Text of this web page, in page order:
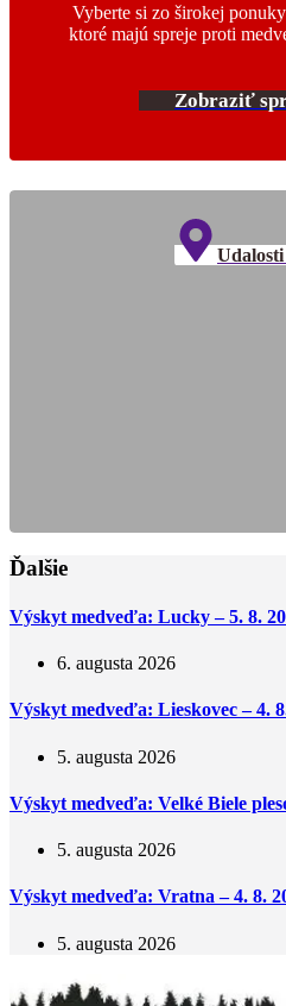
Vyberte si zo širokej
ktoré majú spreje proti
Zobraziť
Ďalšie
Výskyt medveďa: Lucky – 5. 8.
6. augusta 2026
Výskyt medveďa: Lieskovec – 4.
5. augusta 2026
Výskyt medveďa: Velké Biele
5. augusta 2026
Výskyt medveďa: Vratna – 4. 8.
5. augusta 2026